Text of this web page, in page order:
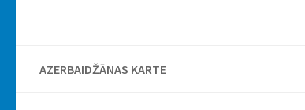
AZERBAIDŽĀNAS KARTE